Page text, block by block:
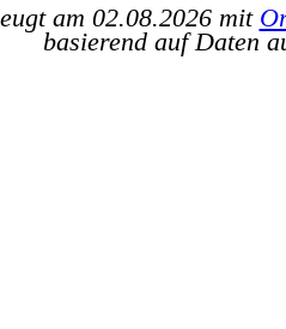
am 02.08.2026 mit
basierend auf Daten